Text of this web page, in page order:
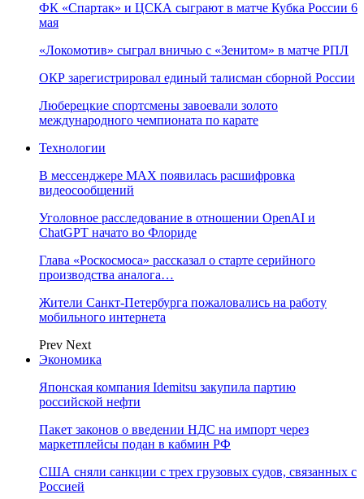
ФК «Спартак» и ЦСКА сыграют в матче Кубка России 6
мая
«Локомотив» сыграл вничью с «Зенитом» в матче РПЛ
ОКР зарегистрировал единый талисман сборной России
Люберецкие спортсмены завоевали золото
международного чемпионата по карате
Технологии
В мессенджере MAX появилась расшифровка
видеосообщений
Уголовное расследование в отношении OpenAI и
ChatGPT начато во Флориде
Глава «Роскосмоса» рассказал о старте серийного
производства аналога…
Жители Санкт-Петербурга пожаловались на работу
мобильного интернета
Prev Next
Экономика
Японская компания Idemitsu закупила партию
российской нефти
Пакет законов о введении НДС на импорт через
маркетплейсы подан в кабмин РФ
США сняли санкции с трех грузовых судов, связанных с
Россией